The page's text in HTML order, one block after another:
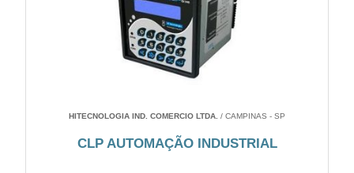
HITECNOLOGIA IND. COMERCIO LTDA. / CAMPINAS - SP
CLP AUTOMAÇÃO INDUSTRIAL